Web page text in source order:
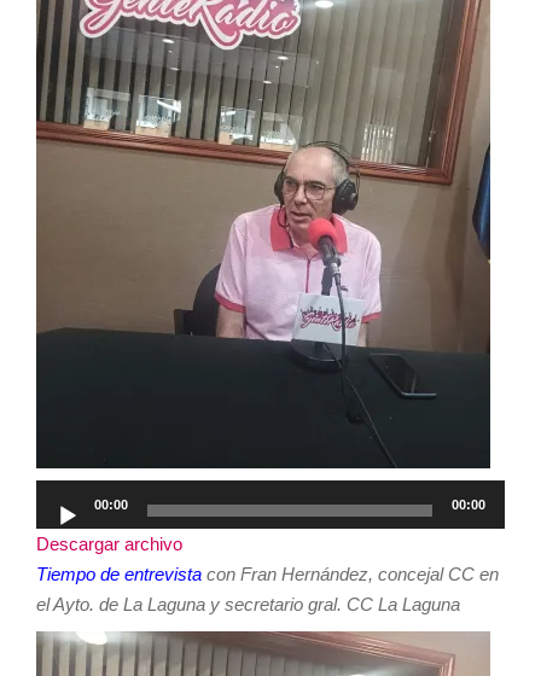
de
audio
00:00 00:00
Descargar archivo
Tiempo de entrevista con Fran Hernández, concejal CC en
el Ayto. de La Laguna y secretario gral. CC La Laguna